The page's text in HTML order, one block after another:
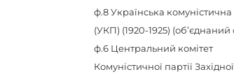
ф.8Українська комуністична
(УКП) (1920-1925)
ф.6 Центральний комітет
Комуністичної партії Західної